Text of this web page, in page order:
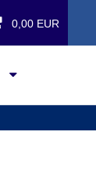
0,00 EUR